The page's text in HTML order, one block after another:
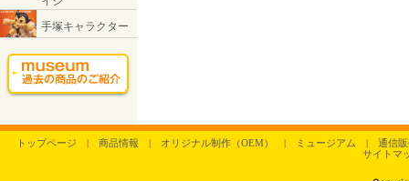
トップページ 商品情報 オリジナル制作（OEM） ミュージアム
通信
サイトマ